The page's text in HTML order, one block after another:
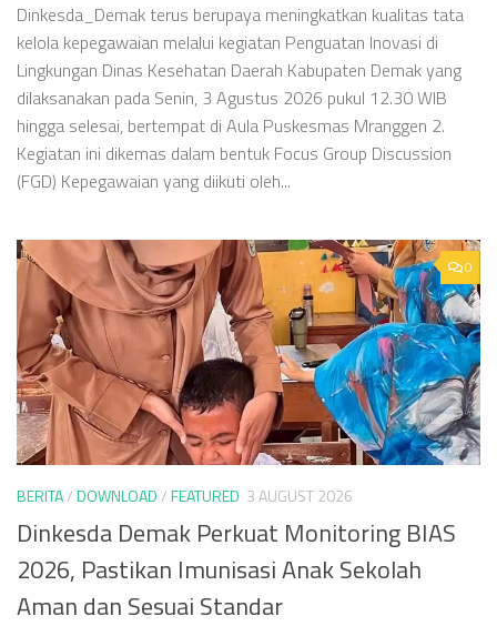
Dinkesda_Demak terus berupaya meningkatkan kualitas tata
kelola kepegawaian melalui kegiatan Penguatan Inovasi di
Lingkungan Dinas Kesehatan Daerah Kabupaten Demak yang
dilaksanakan pada Senin, 3 Agustus 2026 pukul 12.30 WIB
hingga selesai, bertempat di Aula Puskesmas Mranggen 2.
Kegiatan ini dikemas dalam bentuk Focus Group Discussion
(FGD) Kepegawaian yang diikuti oleh...
0
BERITA/DOWNLOAD/FEATURED 3 AUGUST 2026
Dinkesda Demak Perkuat Monitoring BIAS
2026, Pastikan Imunisasi Anak Sekolah
Aman dan Sesuai Standar